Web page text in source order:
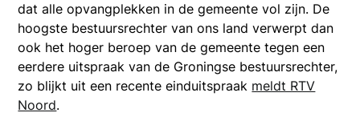
dat alle opvangplekken in de gemeente vol zijn. De
hoogste bestuursrechter van ons land verwerpt dan
ook het hoger beroep van de gemeente tegen een
eerdere uitspraak van de Groningse bestuursrechter,
zo blijkt uit een recente einduitspraak meldt RTV
Noord.